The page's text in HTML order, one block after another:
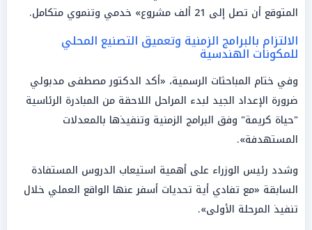
المتوقع أن تصل إلى 21 ألف مشروع» خدمي وتنموي متكامل.
الالتزام بالبرامج الزمنية وتعميق التصنيع المحلي
للمكونات الهندسية
وفي ختام المباحثات الرسمية، «أكد الدكتور مصطفى مدبولي
ضرورة الإعداد الجيد لبدء المراحل اللاحقة من المبادرة الرئاسية
"حياة كريمة" وفق البرامج الزمنية وتنفيذها بالمعدلات
المستهدفة».
وشدد رئيس الوزراء على أهمية استيعاب الدروس المستفادة
السابقة «مع تفادي أية تحديات أسفر عنها الواقع العملي خلال
تنفيذ المرحلة الأولى».